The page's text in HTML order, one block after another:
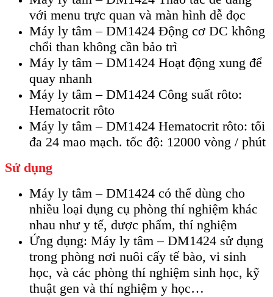
với menu trực quan và màn hình dễ đọc
Máy ly tâm – DM1424 Động cơ DC không
chổi than không cần bảo trì
Máy ly tâm – DM1424 Hoạt động xung để
quay nhanh
Máy ly tâm – DM1424 Công suất rôto:
Hematocrit rôto
Máy ly tâm – DM1424 Hematocrit rôto: tối
đa 24 mao mạch. tốc độ: 12000 vòng / phút
Sử dụng
Máy ly tâm – DM1424 có thể dùng cho
nhiều loại dụng cụ phòng thí nghiệm khác
nhau như y tế, dược phẩm, thí nghiệm
Ứng dụng: Máy ly tâm – DM1424 sử dụng
trong phòng nơi nuôi cấy tế bào, vi sinh
học, và các phòng thí nghiệm sinh học, kỹ
thuật gen và thí nghiệm y học…